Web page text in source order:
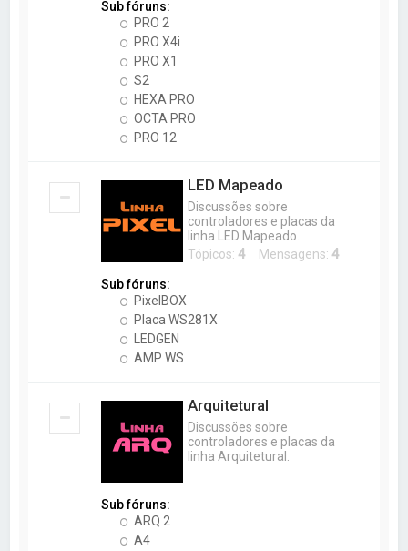
Sub fóruns:
PRO 2
PRO X4i
PRO X1
S2
HEXA PRO
OCTA PRO
PRO 12
LED Mapeado
Discussões sobre
controladores e placas da
linha LED Mapeado.
Tópicos:4 Mensagens:4
Sub fóruns:
PixelBOX
Placa WS281X
LEDGEN
AMP WS
Arquitetural
Discussões sobre
controladores e placas da
linha Arquitetural.
Sub fóruns:
ARQ 2
A4